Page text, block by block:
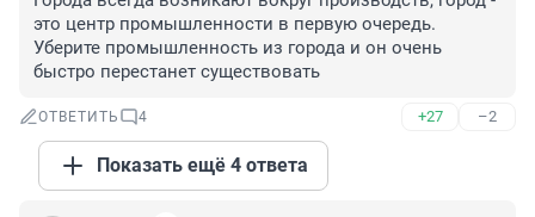
это центр промышленности в первую очередь.
Уберите промышленность из города и он очень
быстро перестанет существовать
ОТВЕТИТЬ 4 +27 –2
Показать ещё 4 ответа